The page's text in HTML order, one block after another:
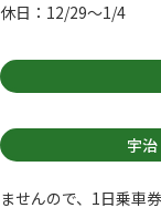
休日：12/29～1/4
宇
※和束ま
ませんので、1日乗車